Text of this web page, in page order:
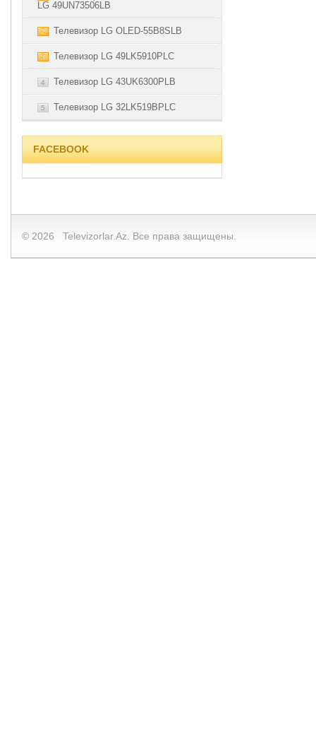
LG 49UN73506LB
2 Телевизор LG OLED-55B8SLB
3 Телевизор LG 49LK5910PLC
4 Телевизор LG 43UK6300PLB
5 Телевизор LG 32LK519BPLC
FACEBOOK
© 2026 Televizorlar.Az. Все права защищены.